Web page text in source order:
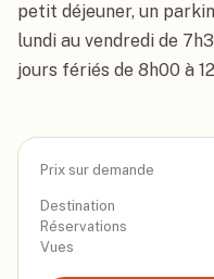
petit déjeuner, un
lundi au vendredi de
jours fériés de 8h00 à
Prix sur demande
Destination
Réservations
Vues